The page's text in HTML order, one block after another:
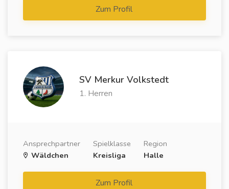
Zum Profil
SV Merkur Volkstedt
1. Herren
Ansprechpartner
Wäldchen
Spielklasse
Kreisliga
Region
Halle
Zum Profil